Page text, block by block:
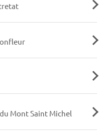
Mont Saint Michel